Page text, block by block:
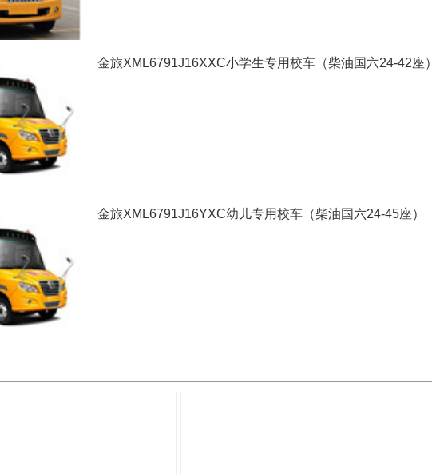
金旅XML6791J16XXC小学生专用校车（柴油国六24-42座）
金旅XML6791J16YXC幼儿专用校车（柴油国六24-45座）